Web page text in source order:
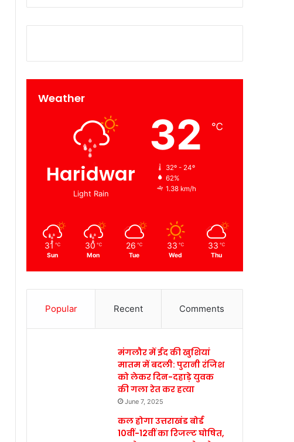
Weather
Haridwar
Light Rain
32 ℃
32º - 24º
62%
1.38 km/h
31 ℃
Sun
30 ℃
Mon
26 ℃
Tue
33 ℃
Wed
33 ℃
Thu
Popular Recent Comments
मंगलौर में ईद की खुशियां
मातम में बदली: पुरानी रंजिश
को लेकर दिन-दहाड़े युवक
की गला रेत कर हत्या
June 7, 2025
कल होगा उत्तराखंड बोर्ड
10वीं-12वीं का रिजल्ट घोषित,